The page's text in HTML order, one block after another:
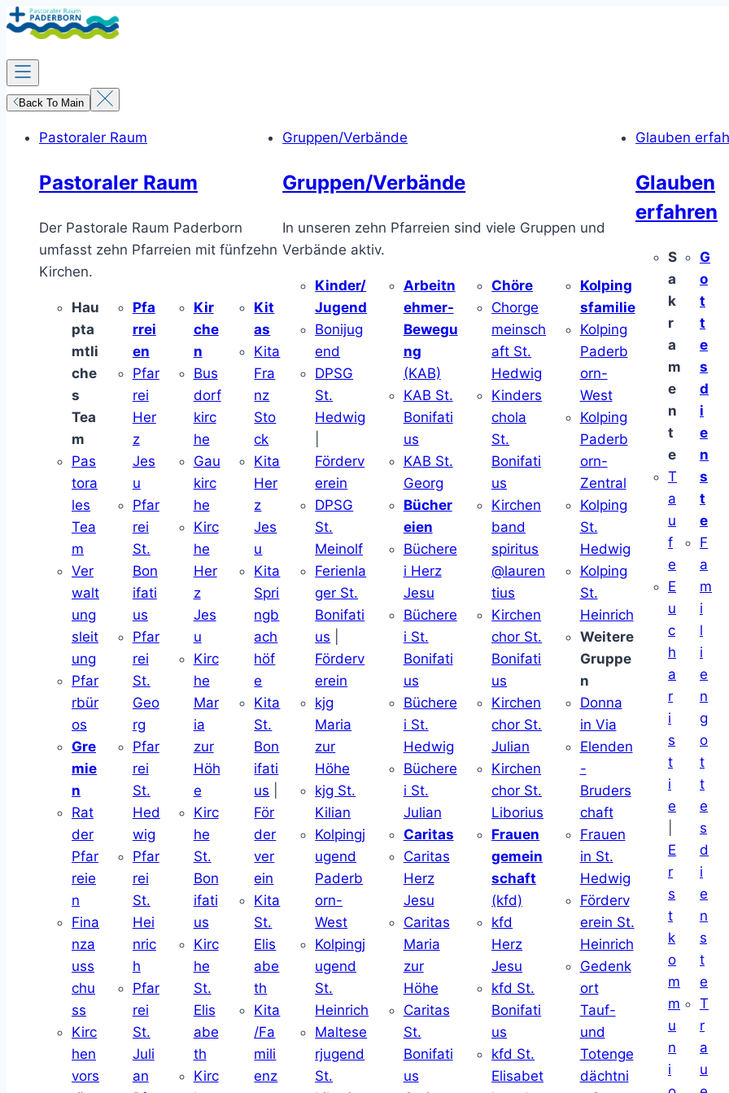
Zum
Inhalt
springen
Back To Main
Pastoraler Raum
Pastoraler Raum
Der Pastorale Raum Paderborn
umfasst zehn Pfarreien mit fünfzehn
Kirchen.
Hau
pta
mtli
che
s
Tea
m
Pas
tora
les
Tea
m
Ver
walt
ung
sleit
ung
Pfar
rbür
os
Gre
mie
n
Rat
der
Pfar
reie
n
Fina
nza
uss
chu
ss
Kirc
hen
vors
Pfa
rrei
en
Pfar
rei
Her
z
Jes
u
Pfar
rei
St.
Bon
ifati
us
Pfar
rei
St.
Geo
rg
Pfar
rei
St.
Hed
wig
Pfar
rei
St.
Hei
nric
h
Pfar
rei
St.
Juli
an
Kir
che
n
Bus
dorf
kirc
he
Gau
kirc
he
Kirc
he
Her
z
Jes
u
Kirc
he
Mar
ia
zur
Höh
e
Kirc
he
St.
Bon
ifati
us
Kirc
he
St.
Elis
abe
th
Kirc
Kit
as
Kita
Fra
nz
Sto
ck
Kita
Her
z
Jes
u
Kita
Spri
ngb
ach
höf
e
Kita
St.
Bon
ifati
us
För
der
ver
ein
Kita
St.
Elis
abe
th
Kita
/Fa
mili
enz
Gruppen/Verbände
Gruppen/Verbände
In unseren zehn Pfarreien sind viele Gruppen und
Verbände aktiv.
Kinder/
Jugend
Bonijug
end
DPSG
St.
Hedwig
Förderv
erein
DPSG
St.
Meinolf
Ferienla
ger St.
Bonifati
us
Förderv
erein
kjg
Maria
zur
Höhe
kjg St.
Kilian
Kolpingj
ugend
Paderb
orn-
West
Kolpingj
ugend
St.
Heinrich
Maltese
rjugend
St.
Arbeitn
ehmer-
Bewegu
ng
(KAB)
KAB St.
Bonifati
us
KAB St.
Georg
Bücher
eien
Büchere
i Herz
Jesu
Büchere
i St.
Bonifati
us
Büchere
i St.
Hedwig
Büchere
i St.
Julian
Caritas
Caritas
Herz
Jesu
Caritas
Maria
zur
Höhe
Caritas
St.
Bonifati
us
Chöre
Chorge
meinsch
aft St.
Hedwig
Kinders
chola
St.
Bonifati
us
Kirchen
band
spiritus
@lauren
tius
Kirchen
chor St.
Bonifati
us
Kirchen
chor St.
Julian
Kirchen
chor St.
Liborius
Frauen
gemein
schaft
(kfd)
kfd
Herz
Jesu
kfd St.
Bonifati
us
kfd St.
Elisabet
Kolping
sfamilie
Kolping
Paderb
orn-
West
Kolping
Paderb
orn-
Zentral
Kolping
St.
Hedwig
Kolping
St.
Heinrich
Weitere
Gruppe
n
Donna
in Via
Elenden
-
Bruders
chaft
Frauen
in St.
Hedwig
Förderv
erein St.
Heinrich
Gedenk
ort
Tauf-
und
Totenge
dächtni
Glauben
Glauben
erfahren
S
a
k
r
a
m
e
n
t
e
T
a
u
f
e
E
u
c
h
a
r
i
s
t
i
e
E
r
s
t
k
o
m
m
u
n
i
G
o
t
t
e
s
d
i
e
n
s
t
e
F
a
m
i
l
i
e
n
g
o
t
t
e
s
d
i
e
n
s
t
e
T
r
a
u